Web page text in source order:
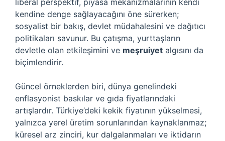
liberal perspektif, piyasa mekanizmalarının kendi
kendine denge sağlayacağını öne sürerken;
sosyalist bir bakış, devlet müdahalesini ve dağıtıcı
politikaları savunur. Bu çatışma, yurttaşların
devletle olan etkileşimini ve meşruiyet algısını da
biçimlendirir.
Güncel örneklerden biri, dünya genelindeki
enflasyonist baskılar ve gıda fiyatlarındaki
artışlardır. Türkiye’deki kekik fiyatının yükselmesi,
yalnızca yerel üretim sorunlarından kaynaklanmaz;
küresel arz zinciri, kur dalgalanmaları ve iktidarın